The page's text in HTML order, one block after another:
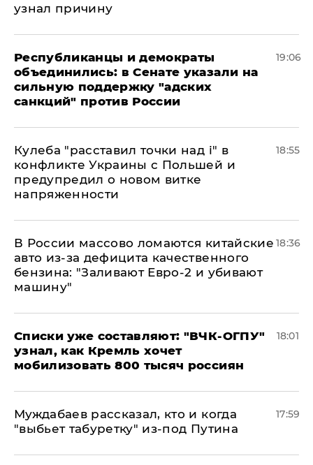
узнал причину
Республиканцы и демократы
объединились: в Сенате указали на
сильную поддержку "адских
санкций" против России
19:06
Кулеба "расставил точки над і" в
конфликте Украины с Польшей и
предупредил о новом витке
напряженности
18:55
В России массово ломаются китайские
авто из-за дефицита качественного
бензина: "Заливают Евро-2 и убивают
машину"
18:36
Списки уже составляют: "ВЧК-ОГПУ"
узнал, как Кремль хочет
мобилизовать 800 тысяч россиян
18:01
Муждабаев рассказал, кто и когда
"выбьет табуретку" из-под Путина
17:59